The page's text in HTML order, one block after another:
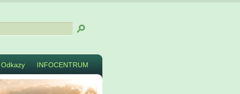
Odkazy INFOCENTRUM